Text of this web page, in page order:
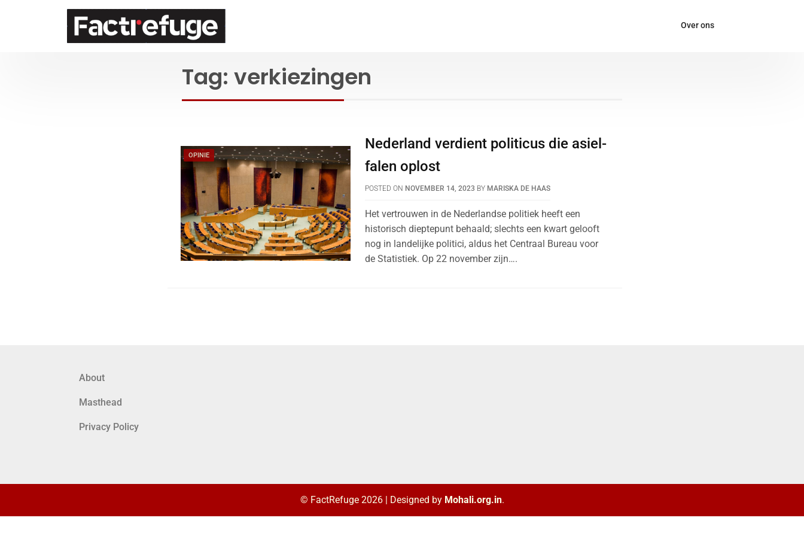
Over ons
Tag: verkiezingen
OPINIE
Nederland verdient politicus die asiel-
falen oplost
POSTED ON NOVEMBER 14, 2023 BY MARISKA DE HAAS
Het vertrouwen in de Nederlandse politiek heeft een
historisch dieptepunt behaald; slechts een kwart gelooft
nog in landelijke politici, aldus het Centraal Bureau voor
de Statistiek. Op 22 november zijn….
About
Masthead
Privacy Policy
© FactRefuge 2026 | Designed by Mohali.org.in.